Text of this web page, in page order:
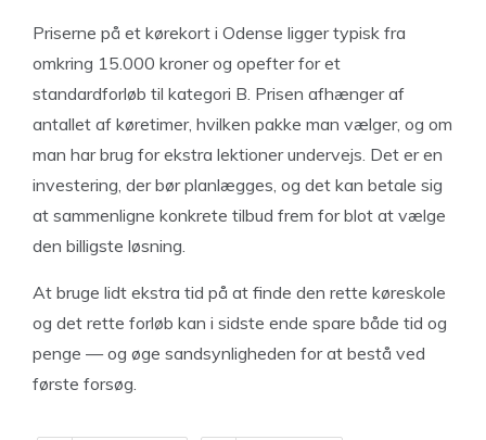
Priserne på et kørekort i Odense ligger typisk fra
omkring 15.000 kroner og opefter for et
standardforløb til kategori B. Prisen afhænger af
antallet af køretimer, hvilken pakke man vælger, og om
man har brug for ekstra lektioner undervejs. Det er en
investering, der bør planlægges, og det kan betale sig
at sammenligne konkrete tilbud frem for blot at vælge
den billigste løsning.
At bruge lidt ekstra tid på at finde den rette køreskole
og det rette forløb kan i sidste ende spare både tid og
penge — og øge sandsynligheden for at bestå ved
første forsøg.